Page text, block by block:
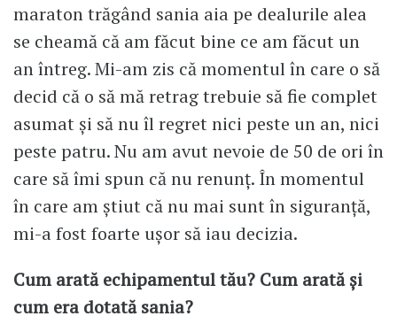
maraton trăgând sania aia pe dealurile alea
se cheamă că am făcut bine ce am făcut un
an întreg. Mi-am zis că momentul în care o să
decid că o să mă retrag trebuie să fie complet
asumat și să nu îl regret nici peste un an, nici
peste patru. Nu am avut nevoie de 50 de ori în
care să îmi spun că nu renunț. În momentul
în care am știut că nu mai sunt în siguranță,
mi-a fost foarte ușor să iau decizia.
Cum arată echipamentul tău? Cum arată și
cum era dotată sania?